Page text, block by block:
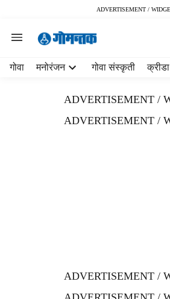
ADVERTISEMENT /
गोवा मनोरंजन गोवा संस्कृती क्रीडा
ADVERTISEMENT /
ADVERTISEMENT /
ADVERTISEMENT /